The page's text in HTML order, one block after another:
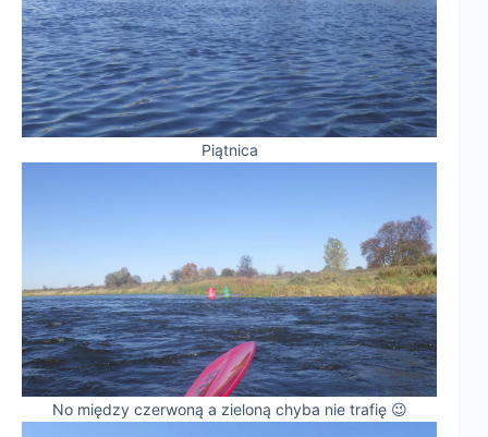
Piątnica
No między czerwoną a zieloną chyba nie trafię 😉